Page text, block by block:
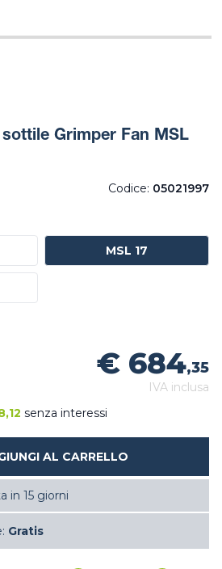
Grimper Fan MSL
Codice: 05021997
MSL 17
€ 684,35
IVA inclusa
senza interessi
AL CARRELLO
in 15 giorni
Gratis